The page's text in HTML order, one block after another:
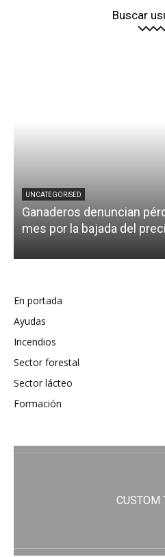
Buscar
UNCATEGORISED
Ganaderos denuncian
mes por la bajada del
En portada
Ayudas
Incendios
Sector forestal
Sector lácteo
Formación
CUSTOM